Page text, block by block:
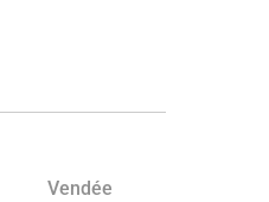
Vendée